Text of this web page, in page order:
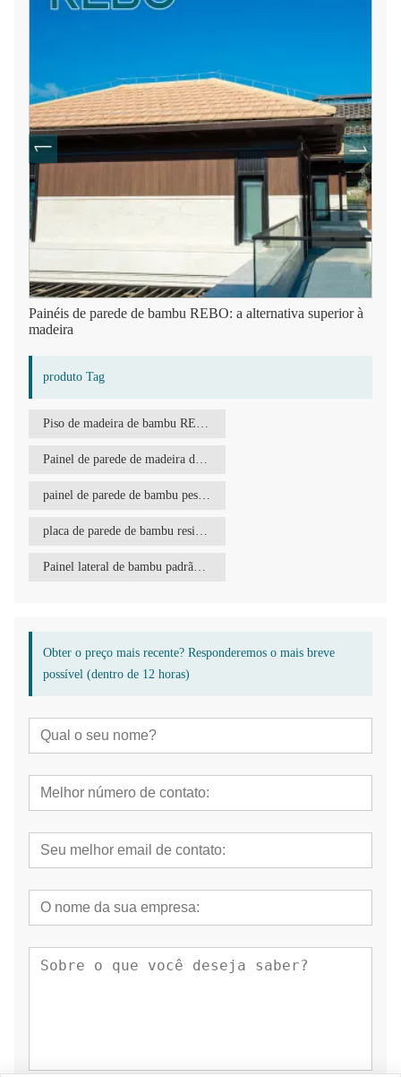
Painéis de parede de bambu REBO: a alternativa superior à
madeira
produto Tag
Piso de madeira de bambu REBO
Painel de parede de madeira de bambu REBO
painel de parede de bambu pesado
placa de parede de bambu resistente às intempéries
Painel lateral de bambu padrão europeu E1
Obter o preço mais recente? Responderemos o mais breve
possível (dentro de 12 horas)